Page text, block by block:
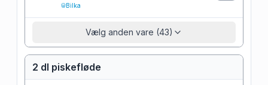
Bilka
Vælg anden vare (43)
2 dl piskefløde